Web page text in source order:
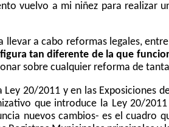
vuelvo a mi niñez para realizar
llevar a cabo reformas legales,
tan diferente de la que
sobre cualquier reforma de
Ley 20/2011 y en las Exposiciones
que introduce la Ley 20/
nuevos cambios- es el cuadro